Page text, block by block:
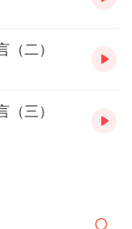
（二）
（三）